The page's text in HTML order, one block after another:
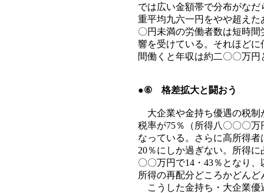
では広い金額帯で分布がな
重平均九六一円をやや超え
〇円未満の労働者数は短時
響を受けている。それほど
間働くと年収は約二〇〇万
●⑥ 格差拡大と闘おう
大企業や金持ち優遇の税制
税率が75％（所得八〇〇〇
なっている。さらに高所得
20％にしか過ぎない。所得
〇〇万円で14・43％となり
所得の再配分どころかどん
こうした金持ち・大企業優